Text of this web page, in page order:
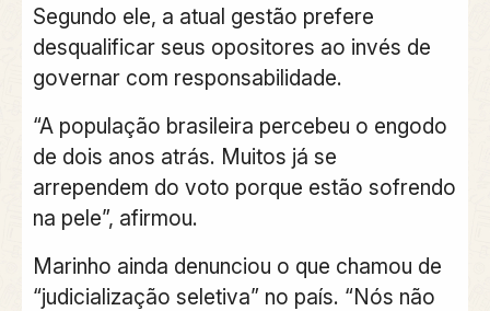
Segundo ele, a atual gestão prefere
desqualificar seus opositores ao invés de
governar com responsabilidade.
“A população brasileira percebeu o engodo
de dois anos atrás. Muitos já se
arrependem do voto porque estão sofrendo
na pele”, afirmou.
Marinho ainda denunciou o que chamou de
“judicialização seletiva” no país. “Nós não